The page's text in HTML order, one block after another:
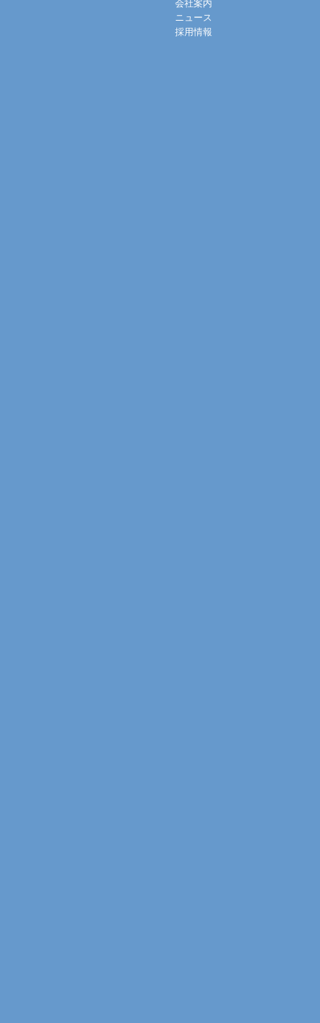
会社案内
ニュース
採用情報